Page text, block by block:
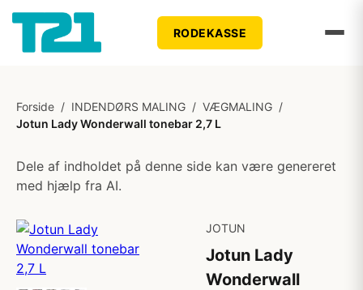
RODEKASSE
Forside / INDENDØRS MALING / VÆGMALING /
Jotun Lady Wonderwall tonebar 2,7 L
Dele af indholdet på denne side kan være genereret
med hjælp fra AI.
JOTUN
Jotun Lady
Wonderwall